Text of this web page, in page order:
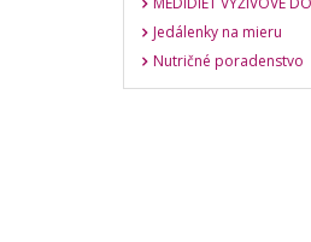
Jedálenky na mieru
Nutričné poradenstvo